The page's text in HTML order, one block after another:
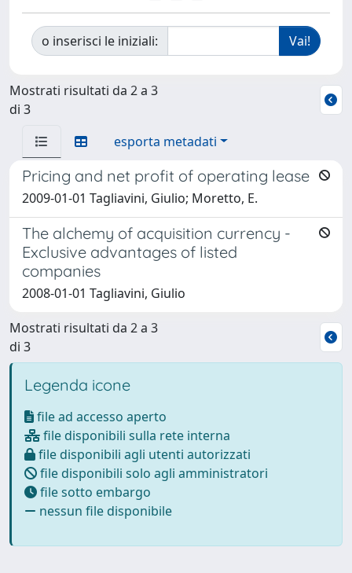
o inserisci le iniziali:
Mostrati risultati da 2 a 3
di 3
esporta metadati
Pricing and net profit of operating lease
2009-01-01 Tagliavini, Giulio; Moretto, E.
The alchemy of acquisition currency -
Exclusive advantages of listed
companies
2008-01-01 Tagliavini, Giulio
Mostrati risultati da 2 a 3
di 3
Legenda icone
file ad accesso aperto
file disponibili sulla rete interna
file disponibili agli utenti autorizzati
file disponibili solo agli amministratori
file sotto embargo
nessun file disponibile